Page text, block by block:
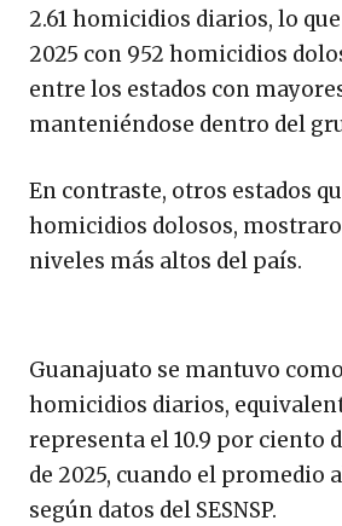
2.61 homicidios diarios, lo
2025 con 952 homicidios
entre los estados con
manteniéndose dentro del
En contraste, otros estados
homicidios dolosos,
niveles más altos del país.
Guanajuato se mantuvo
homicidios diarios,
representa el 10.9 por ciento
de 2025, cuando el promedio
según datos del SESNSP.